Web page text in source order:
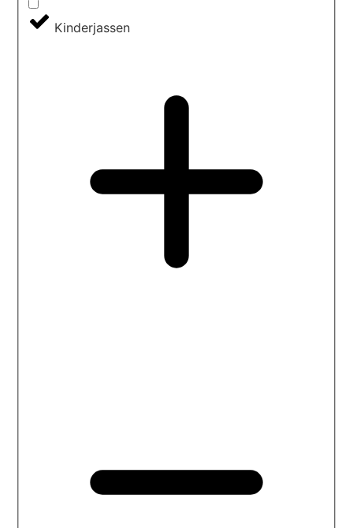
Kinderjassen